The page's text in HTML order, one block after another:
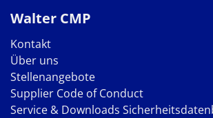
Walter CMP
Kontakt
Über uns
Stellenangebote
Supplier Code of Conduct
Service & Downloads